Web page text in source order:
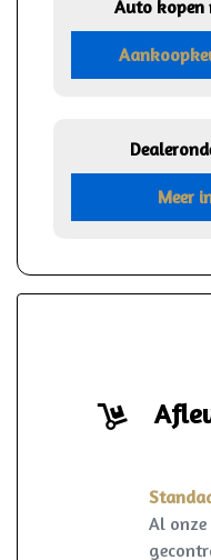
Auto kopen
Meer
Al